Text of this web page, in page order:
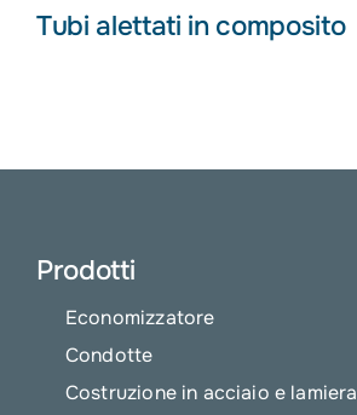
Tubi alettati in composito
Prodotti
Economizzatore
Condotte
Costruzione in acciaio e lamiera